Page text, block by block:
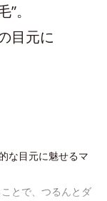
。
目元に
な目元に魅せるマ
とで、つるんとダ